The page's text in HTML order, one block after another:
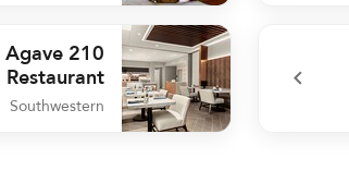
undefined Replenish Spa Bistro
Agave 210
Restaurant
Southwestern